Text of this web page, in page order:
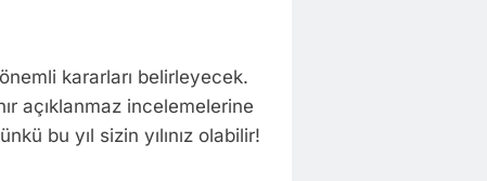
kararları belirleyecek.
açıklanmaz incelemelerine
bu yıl sizin yılınız olabilir!